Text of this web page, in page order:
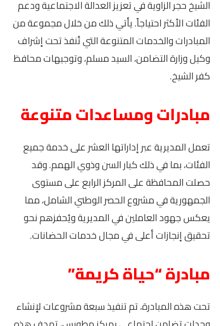
الشيخ حجر الزاوية في تعزيز العدالة الاجتماعية ودعم
الفئات الأكثر احتياجاً. يأتي ذلك من خلال مجموعة من
المبادرات والخدمات المتنوعة التي تُنفذ تحت إشراف
وكيل وزارة التضامن، السيد مسلم، وتوجيهات محافظ
كفر الشيخ.
مبادرات ومساعدات متنوعة
تعمل المديرية عبر إداراتها العشر على خدمة جميع
الفئات، بما في ذلك كبار السن وذوي الهمم. وقد
حصلت المحافظة على المركز الرابع على مستوى
الجمهورية في مشروع الحصر الوطني الشامل، مما
يعكس جهود العاملين في المديرية ويُحفزهم نحو
تحقيق إنجازات أعلى في مجال خدمات الحضانات.
مبادرة “حياة كريمة”
تحت هذه المبادرة، تم تنفيذ سبعة مشروعات لإنشاء